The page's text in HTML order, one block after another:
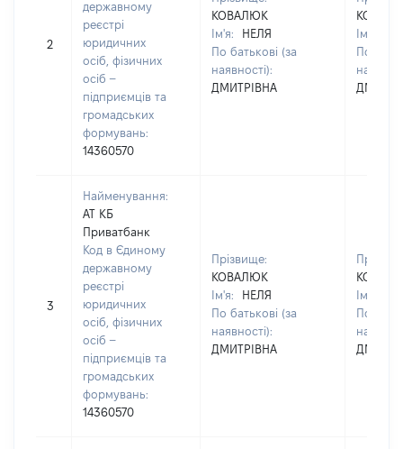
2
державному
реєстрі
юридичних
осіб, фізичних
осіб –
підприємців та
громадських
формувань:
14360570
КОВАЛЮК
Ім'я:
НЕЛЯ
По батькові (за
наявності):
ДМИТРІВНА
Ім'я:
По
3
Найменування:
АТ КБ
Приватбанк
Код в Єдиному
державному
реєстрі
юридичних
осіб, фізичних
осіб –
підприємців та
громадських
формувань:
14360570
Прізвище:
КОВАЛЮК
Ім'я:
НЕЛЯ
По батькові (за
наявності):
ДМИТРІВНА
Ім'я:
По